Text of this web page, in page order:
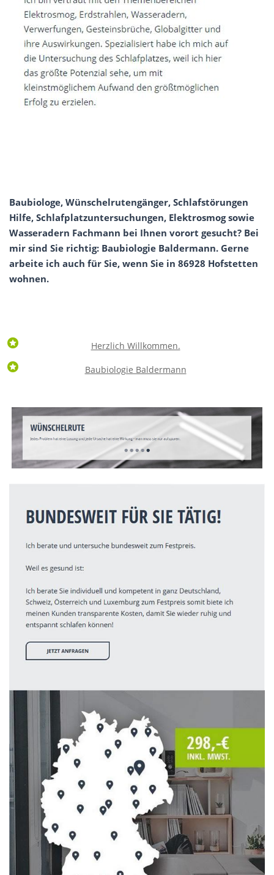
Baubiologe, Wünschelrutengänger, Schlafstörungen
Hilfe, Schlafplatzuntersuchungen, Elektrosmog sowie
Wasseradern Fachmann bei Ihnen vorort gesucht? Bei
mir sind Sie richtig: Baubiologie Baldermann. Gerne
arbeite ich auch für Sie, wenn Sie in 86928 Hofstetten
wohnen.
Herzlich Willkommen.
Baubiologie Baldermann